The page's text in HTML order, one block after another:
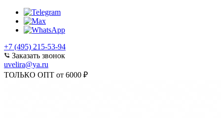
+7 (495) 215-53-94
Заказать звонок
uvelira@ya.ru
ТОЛЬКО ОПТ от 6000 ₽